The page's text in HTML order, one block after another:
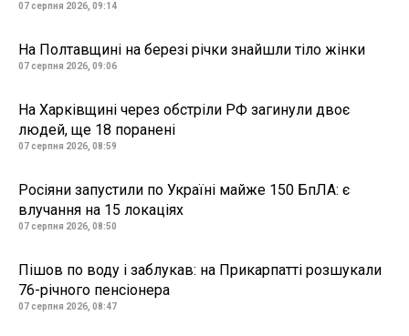
07 серпня 2026, 09:14
На Полтавщині на березі річки знайшли тіло жінки
07 серпня 2026, 09:06
На Харківщині через обстріли РФ загинули двоє
людей, ще 18 поранені
07 серпня 2026, 08:59
Росіяни запустили по Україні майже 150 БпЛА: є
влучання на 15 локаціях
07 серпня 2026, 08:50
Пішов по воду і заблукав: на Прикарпатті розшукали
76-річного пенсіонера
07 серпня 2026, 08:47